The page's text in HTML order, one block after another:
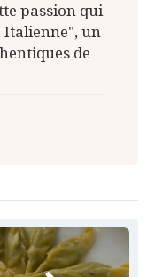
passion qui
Italienne", un
de